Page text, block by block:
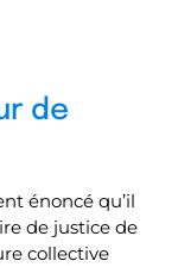
de
énoncé qu’il
de justice de
collective